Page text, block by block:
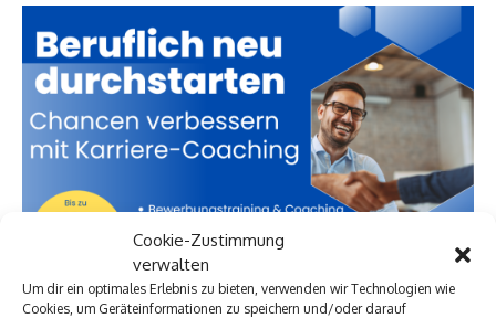
Cookie-Zustimmung
verwalten
Um dir ein optimales Erlebnis zu bieten, verwenden wir Technologien wie
Cookies, um Geräteinformationen zu speichern und/oder darauf